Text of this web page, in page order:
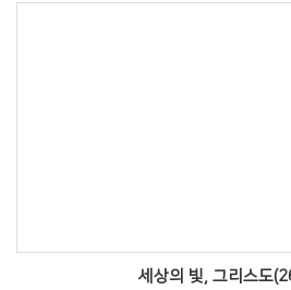
세상의 빛, 그리스도